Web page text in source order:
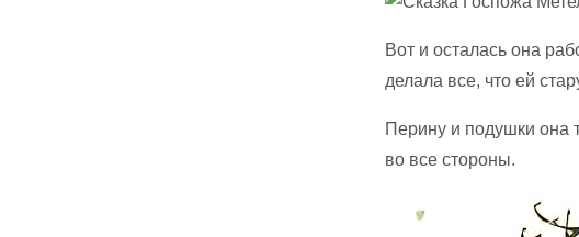
Вот и осталась она
делала все, что ей
Перину и подушки она
во все стороны.